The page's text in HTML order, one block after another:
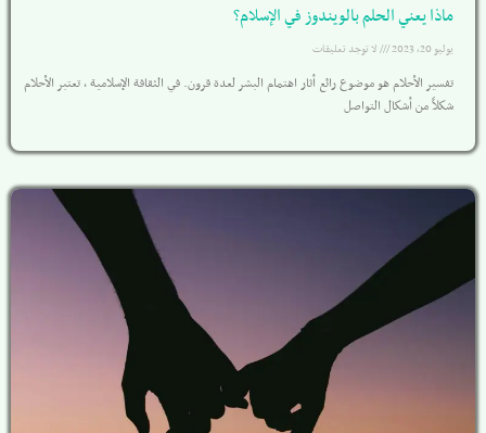
ماذا يعني الحلم بالويندوز في الإسلام؟
يوليو 20, 2023 لا توجد تعليقات
تفسير الأحلام هو موضوع رائع أثار اهتمام البشر لعدة قرون. في الثقافة الإسلامية ، تعتبر الأحلام
شكلاً من أشكال التواصل